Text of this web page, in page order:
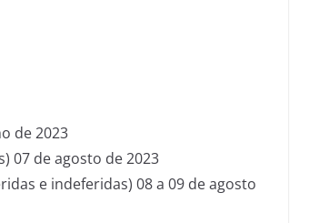
de 2023
07 de agosto de 2023
e indeferidas) 08 a 09 de agosto